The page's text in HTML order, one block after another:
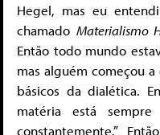
Hegel, mas eu
chamado Materialismo
Então todo mundo
mas alguém começou
básicos da dialética.
matéria está
constantemente.”